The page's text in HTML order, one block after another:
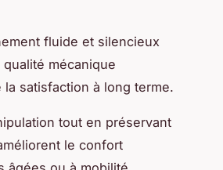
fluide et silencieux
mécanique
satisfaction à long terme.
tout en préservant
le confort